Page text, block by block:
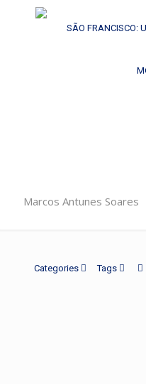
Marcos Antunes Soares
Categories Tags